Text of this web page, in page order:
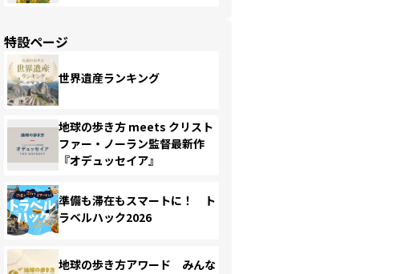
特設ページ
世界遺産ランキング
地球の歩き方 meets クリスト
ファー・ノーラン監督最新作
『オデュッセイア』
準備も滞在もスマートに！ ト
ラベルハック2026
地球の歩き方アワード みんな